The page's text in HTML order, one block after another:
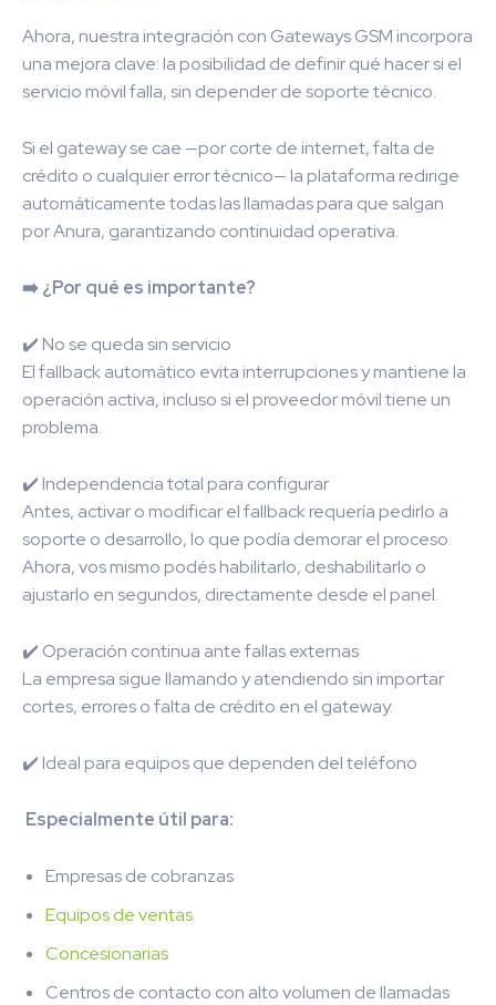
Ahora, nuestra integración con Gateways GSM incorpora
una mejora clave: la posibilidad de definir qué hacer si el
servicio móvil falla, sin depender de soporte técnico.
Si el gateway se cae —por corte de internet, falta de
crédito o cualquier error técnico— la plataforma redirige
automáticamente todas las llamadas para que salgan
por Anura, garantizando continuidad operativa.
➡️ ¿Por qué es importante?
✔️ No se queda sin servicio
El fallback automático evita interrupciones y mantiene la
operación activa, incluso si el proveedor móvil tiene un
problema.
✔️ Independencia total para configurar
Antes, activar o modificar el fallback requería pedirlo a
soporte o desarrollo, lo que podía demorar el proceso.
Ahora, vos mismo podés habilitarlo, deshabilitarlo o
ajustarlo en segundos, directamente desde el panel.
✔️ Operación continua ante fallas externas
La empresa sigue llamando y atendiendo sin importar
cortes, errores o falta de crédito en el gateway.
✔️ Ideal para equipos que dependen del teléfono
Especialmente útil para:
Empresas de cobranzas
Equipos de ventas
Concesionarias
Centros de contacto con alto volumen de llamadas